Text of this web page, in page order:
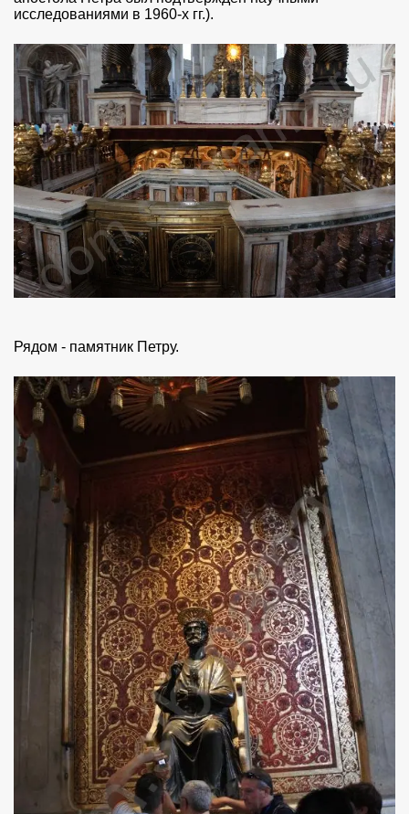
исследованиями в 1960-х гг.).
Рядом - памятник Петру.